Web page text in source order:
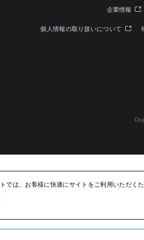
企業情報
個人情報の取り扱いについて
では、お客様に快適にサイトをご利用いただく